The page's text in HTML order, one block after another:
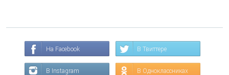
На Facebook В Твиттере
В Instagram В Одноклассниках